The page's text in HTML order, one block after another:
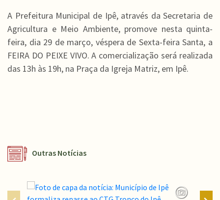
A Prefeitura Municipal de Ipê, através da Secretaria de
Agricultura e Meio Ambiente, promove nesta quinta-
feira, dia 29 de março, véspera de Sexta-feira Santa, a
FEIRA DO PEIXE VIVO. A comercialização será realizada
das 13h às 19h, na Praça da Igreja Matriz, em Ipê.
Outras Notícias